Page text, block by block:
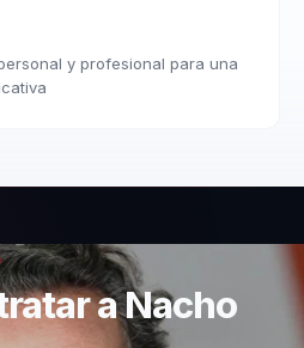
y profesional para una
a Nacho